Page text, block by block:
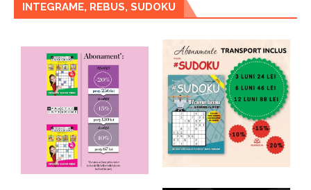
INTEGRAME, REBUS, SUDOKU